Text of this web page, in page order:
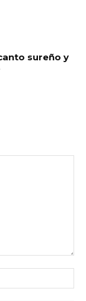
sureño y